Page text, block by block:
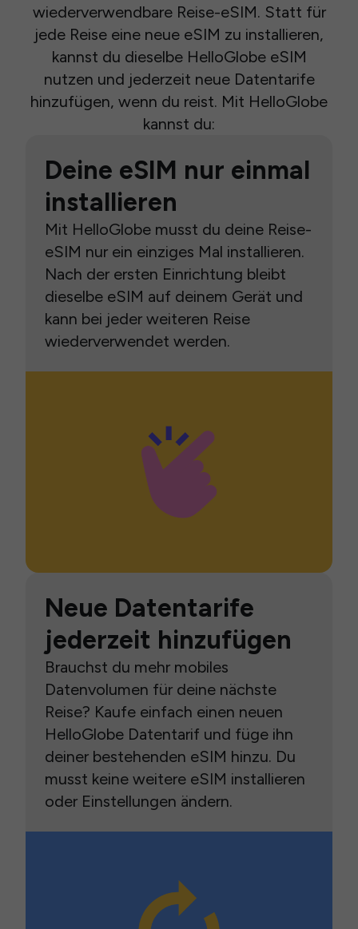
wiederverwendbare Reise-eSIM. Statt für
jede Reise eine neue eSIM zu installieren,
kannst du dieselbe HelloGlobe eSIM
nutzen und jederzeit neue Datentarife
hinzufügen, wenn du reist. Mit HelloGlobe
kannst du:
Deine eSIM nur einmal
installieren
Mit HelloGlobe musst du deine Reise-
eSIM nur ein einziges Mal installieren.
Nach der ersten Einrichtung bleibt
dieselbe eSIM auf deinem Gerät und
kann bei jeder weiteren Reise
wiederverwendet werden.
Neue Datentarife
jederzeit hinzufügen
Brauchst du mehr mobiles
Datenvolumen für deine nächste
Reise? Kaufe einfach einen neuen
HelloGlobe Datentarif und füge ihn
deiner bestehenden eSIM hinzu. Du
musst keine weitere eSIM installieren
oder Einstellungen ändern.